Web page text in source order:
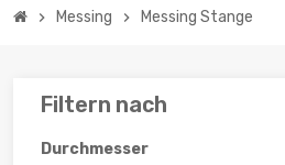
chevron_right Messing chevron_right Messing Stange
Filtern nach
Durchmesser